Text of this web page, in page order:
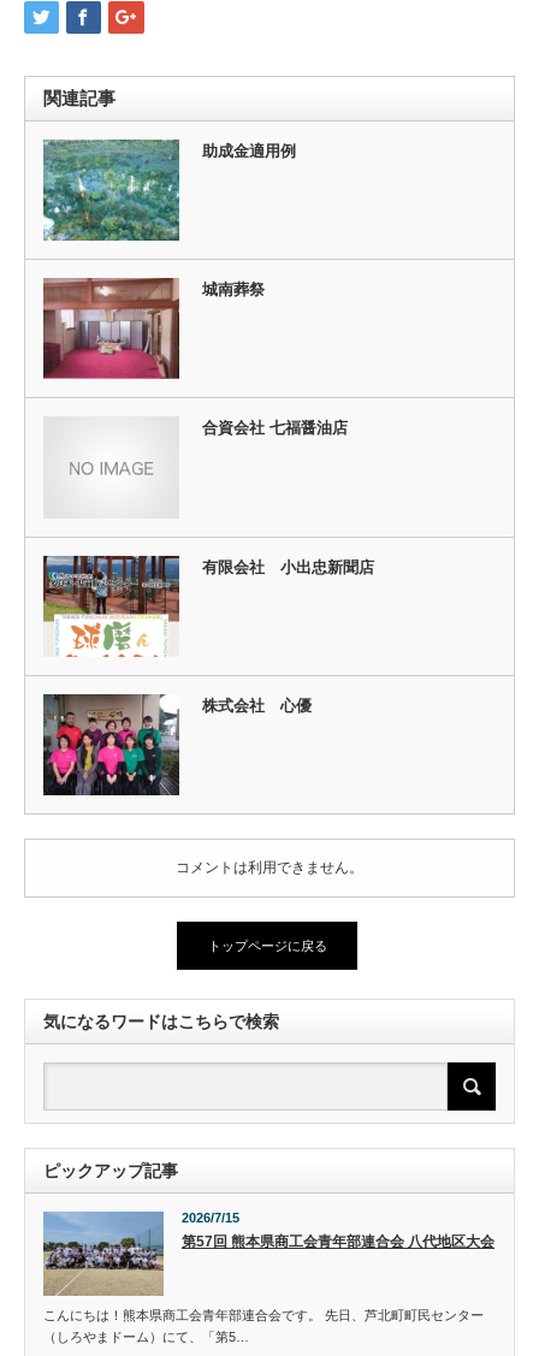
関連記事
助成金適用例
城南葬祭
合資会社 七福醤油店
有限会社 小出忠新聞店
株式会社 心優
コメントは利用できません。
トップページに戻る
気になるワードはこちらで検索
ピックアップ記事
2026/7/15
第57回 熊本県商工会青年部連合会 八代地区大会
こんにちは！熊本県商工会青年部連合会です。 先日、芦北町町民センター
（しろやまドーム）にて、「第5…